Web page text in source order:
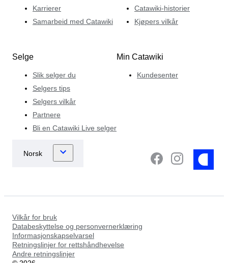
Karrierer
Samarbeid med Catawiki
Catawiki-historier
Kjøpers vilkår
Selge
Slik selger du
Selgers tips
Selgers vilkår
Partnere
Bli en Catawiki Live selger
Min Catawiki
Kundesenter
Vilkår for bruk
Databeskyttelse og personvernerklæring
Informasjonskapselvarsel
Retningslinjer for rettshåndhevelse
Andre retningslinjer